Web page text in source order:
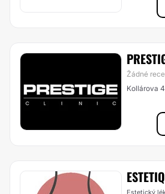
Žádné
Kollárova
Estetický